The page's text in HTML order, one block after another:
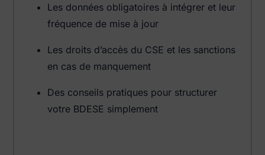
Les données obligatoires à intégrer et leur
fréquence de mise à jour
Les droits d’accès du CSE et les sanctions
en cas de manquement
Des conseils pratiques pour structurer
votre BDESE simplement